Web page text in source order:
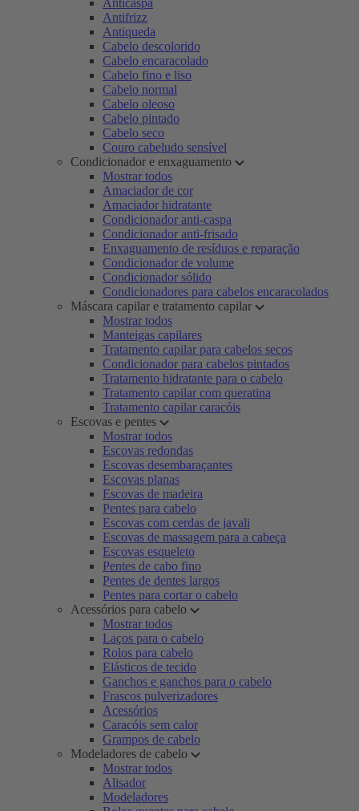
Anticaspa
Antifrizz
Antiqueda
Cabelo descolorido
Cabelo encaracolado
Cabelo fino e liso
Cabelo normal
Cabelo oleoso
Cabelo pintado
Cabelo seco
Couro cabeludo sensível
Condicionador e enxaguamento
Mostrar todos
Amaciador de cor
Amaciador hidratante
Condicionador anti-caspa
Condicionador anti-frisado
Enxaguamento de resíduos e reparação
Condicionador de volume
Condicionador sólido
Condicionadores para cabelos encaracolados
Máscara capilar e tratamento capilar
Mostrar todos
Manteigas capilares
Tratamento capilar para cabelos secos
Condicionador para cabelos pintados
Tratamento hidratante para o cabelo
Tratamento capilar com queratina
Tratamento capilar caracóis
Escovas e pentes
Mostrar todos
Escovas redondas
Escovas desembaraçantes
Escovas planas
Escovas de madeira
Pentes para cabelo
Escovas com cerdas de javali
Escovas de massagem para a cabeça
Escovas esqueleto
Pentes de cabo fino
Pentes de dentes largos
Pentes para cortar o cabelo
Acessórios para cabelo
Mostrar todos
Laços para o cabelo
Rolos para cabelo
Elásticos de tecido
Ganchos e ganchos para o cabelo
Frascos pulverizadores
Acessórios
Caracóis sem calor
Grampos de cabelo
Modeladores de cabelo
Mostrar todos
Alisador
Modeladores